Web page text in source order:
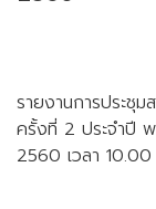
รายงานการประชุ
ครั้งที่ 2 ประจำปี
2560 เวลา